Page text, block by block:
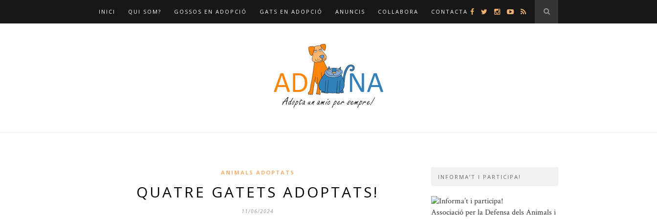
INICI QUI SOM? GOSSOS EN ADOPCIÓ GATS EN ADOPCIÓ ANUNCIS COL·LABORA CONTACTA
ANIMALS ADOPTATS
QUATRE GATETS ADOPTATS!
11/06/2024
INFORMA’T I PARTICIPA!
Associació per la Defensa dels Animals i